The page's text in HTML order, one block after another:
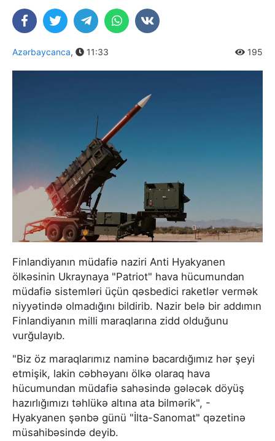
Azərbaycanca, 11:33 195
Finlandiyanın müdafiə naziri Anti Hyakyanen
ölkəsinin Ukraynaya "Patriot" hava hücumundan
müdafiə sistemləri üçün qəsbedici raketlər vermək
niyyətində olmadığını bildirib. Nazir belə bir addımın
Finlandiyanın milli maraqlarına zidd olduğunu
vurğulayıb.
"Biz öz maraqlarımız naminə bacardığımız hər şeyi
etmişik, lakin cəbhəyanı ölkə olaraq hava
hücumundan müdafiə sahəsində gələcək döyüş
hazırlığımızı təhlükə altına ata bilmərik", -
Hyakyanen şənbə günü "İlta-Sanomat" qəzetinə
müsahibəsində deyib.